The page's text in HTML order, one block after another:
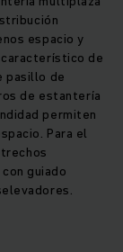
espacio y
de
pasillo de
de estantería
permiten
Para el
guiado